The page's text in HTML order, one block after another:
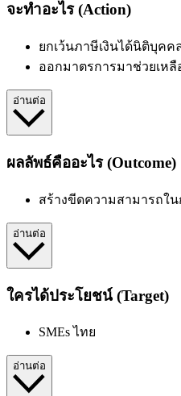
จะทำอะไร (Action)
ยกเว้นภาษีเงินได้นิติบุคค
ออกมาตรการมาช่วยเหลื
อ่านต่อ
ผลลัพธ์คืออะไร (Outcome)
สร้างขีดความสามารถใน
อ่านต่อ
ใครได้ประโยชน์ (Target)
SMEs ไทย
อ่านต่อ